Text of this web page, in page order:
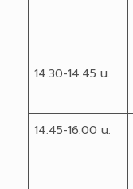
14.30-14.45 น.
14.45-16.00 น.